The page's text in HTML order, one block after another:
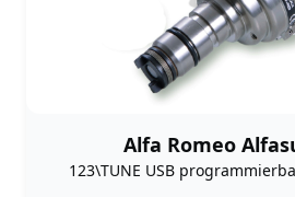
Alfa Romeo
123\TUNE USB